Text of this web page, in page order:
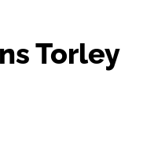
Torley